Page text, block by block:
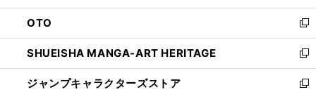
ウ
で
開
く
ン
ド
ウ
で
開
く
OTO
新
し
い
ウ
ィ
SHUEISHA MANGA-ART HERITAGE
新
し
い
ジャンプキャラクターズストア
新